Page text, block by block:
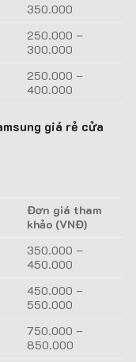
350.000
250.000 –
300.000
250.000 –
400.000
giá rẻ cửa
Đơn giá tham
khảo (VNĐ)
350.000 –
450.000
450.000 –
550.000
750.000 –
850.000